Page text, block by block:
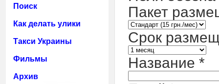
Поиск
Как делать улики
Такси Украины
Фильмы
Архив
Пакет
Срок
Название *